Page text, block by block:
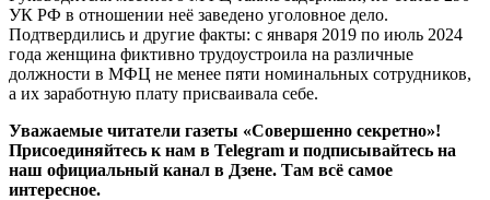
УК РФ в отношении неё заведено уголовное дело.
Подтвердились и другие факты: с января 2019 по июль 2024
года женщина фиктивно трудоустроила на различные
должности в МФЦ не менее пяти номинальных сотрудников,
а их заработную плату присваивала себе.
Уважаемые читатели газеты «Совершенно секретно»!
Присоединяйтесь к нам в Telegram и подписывайтесь на
наш официальный канал в Дзене. Там всё самое
интересное.